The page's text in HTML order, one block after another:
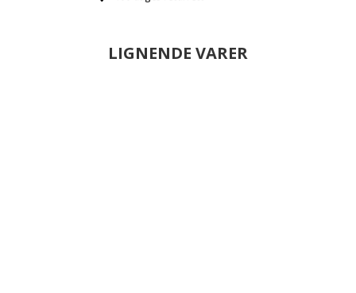
LIGNENDE VARER